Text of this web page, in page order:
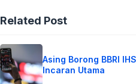
Related Post
Asing Borong BBRI
Incaran Utama